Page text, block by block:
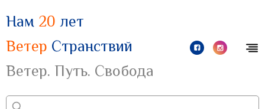
Нам 20 лет
Ветер Странствий
Ветер. Путь. Свобода